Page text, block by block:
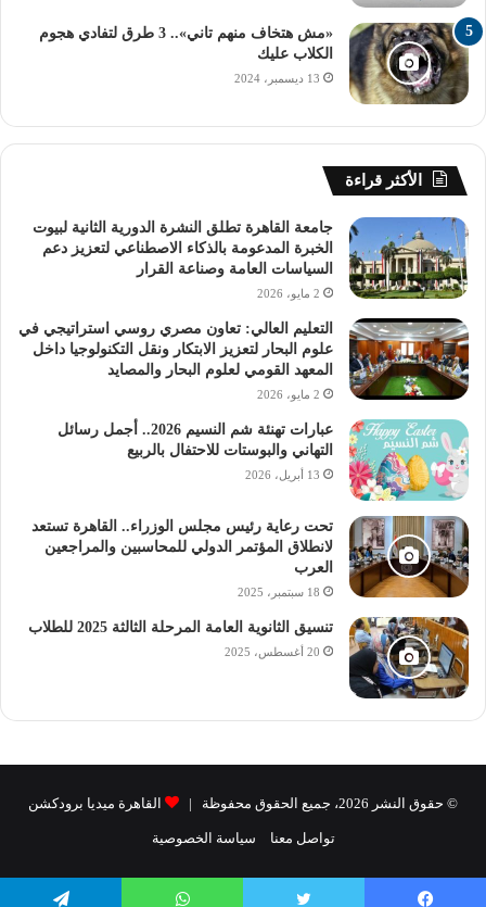
-يجب على الطالب ملء استمارة التسجيل وتقديم المستندات
المطلوبة.
في المدينة الجامعية.
– يتم دفع الرسوم التي تختلف حسب نوع الغرفة والتسهيلات
المتاحة.
– بعد القبول، يتوجه الطالب إلى المدينة الجامعية لاستلام
غرفته والبدء في الإقامة.
المدينة الجامعية بجامعة الأزهر
جامعة الأزهر بالقاهرة
رابط نتيجة السكن الجامعي
نتيجة المدينة الجامعية بجامعة الأزهر
«مش هتخاف منهم تاني».. 3 طرق لتفادي هجوم
الكلاب عليك
13 ديسمبر، 2024
الأكثر قراءة
جامعة القاهرة تطلق النشرة الدورية الثانية لبيوت
الخبرة المدعومة بالذكاء الاصطناعي لتعزيز دعم
السياسات العامة وصناعة القرار
2 مايو، 2026
التعليم العالي: تعاون مصري روسي استراتيجي في
علوم البحار لتعزيز الابتكار ونقل التكنولوجيا داخل
المعهد القومي لعلوم البحار والمصايد
2 مايو، 2026
عبارات تهنئة شم النسيم 2026.. أجمل رسائل
التهاني والبوستات للاحتفال بالربيع
13 أبريل، 2026
تحت رعاية رئيس مجلس الوزراء.. القاهرة تستعد
لانطلاق المؤتمر الدولي للمحاسبين والمراجعين
العرب
18 سبتمبر، 2025
تنسيق الثانوية العامة المرحلة الثالثة 2025 للطلاب
20 أغسطس، 2025
© حقوق النشر 2026، جميع الحقوق محفوظة | القاهرة ميديا برودكشن
تواصل معنا سياسة الخصوصية